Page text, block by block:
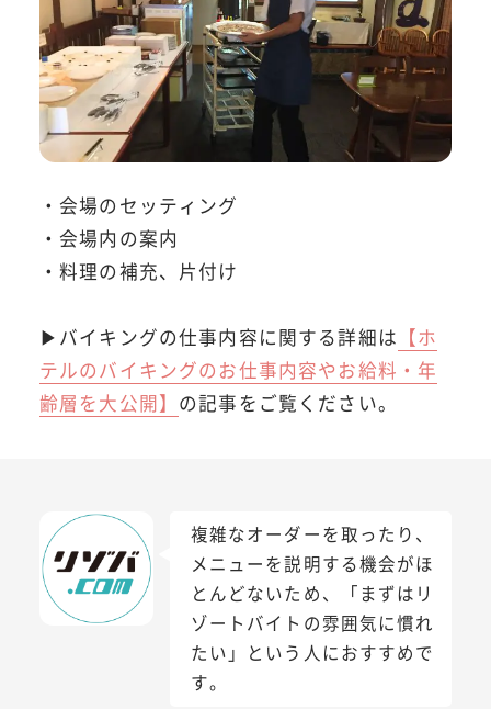
・会場のセッティング
・会場内の案内
・料理の補充、片付け
▶バイキングの仕事内容に関する詳細は 【ホ
テルのバイキングのお仕事内容やお給料・年
齢層を大公開】 の記事をご覧ください。
複雑なオーダーを取ったり、
メニューを説明する機会がほ
とんどないため、「まずはリ
ゾートバイトの雰囲気に慣れ
たい」という人におすすめで
す。